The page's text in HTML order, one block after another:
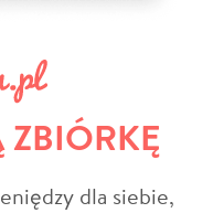
ZBIÓRKĘ
dla siebie,